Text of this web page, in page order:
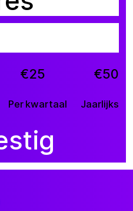
€25 €50
Per kwartaal Jaarlijks